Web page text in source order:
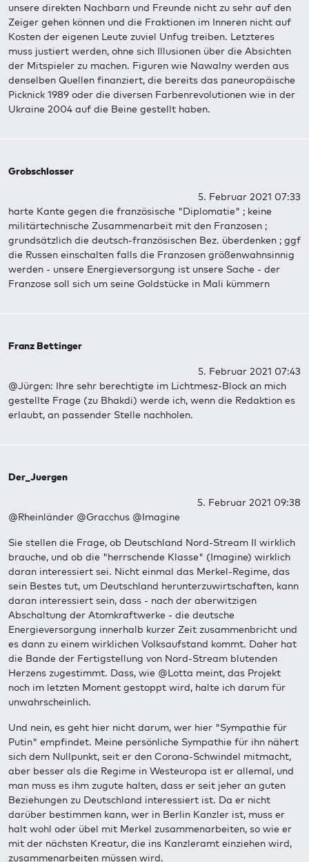
unsere direkten Nachbarn und Freunde nicht zu sehr auf den
Zeiger gehen können und die Fraktionen im Inneren nicht auf
Kosten der eigenen Leute zuviel Unfug treiben. Letzteres
muss justiert werden, ohne sich Illusionen über die Absichten
der Mitspieler zu machen. Figuren wie Nawalny werden aus
denselben Quellen finanziert, die bereits das paneuropäische
Picknick 1989 oder die diversen Farbenrevolutionen wie in der
Ukraine 2004 auf die Beine gestellt haben.
Grobschlosser
5. Februar 2021 07:33
harte Kante gegen die französische "Diplomatie" ; keine
militärtechnische Zusammenarbeit mit den Franzosen ;
grundsätzlich die deutsch-französischen Bez. überdenken ; ggf
die Russen einschalten falls die Franzosen größenwahnsinnig
werden - unsere Energieversorgung ist unsere Sache - der
Franzose soll sich um seine Goldstücke in Mali kümmern
Franz Bettinger
5. Februar 2021 07:43
@Jürgen: Ihre sehr berechtigte im Lichtmesz-Block an mich
gestellte Frage (zu Bhakdi) werde ich, wenn die Redaktion es
erlaubt, an passender Stelle nachholen.
Der_Juergen
5. Februar 2021 09:38
@Rheinländer @Gracchus @Imagine
Sie stellen die Frage, ob Deutschland Nord-Stream II wirklich
brauche, und ob die "herrschende Klasse" (Imagine) wirklich
daran interessiert sei. Nicht einmal das Merkel-Regime, das
sein Bestes tut, um Deutschland herunterzuwirtschaften, kann
daran interessiert sein, dass - nach der aberwitzigen
Abschaltung der Atomkraftwerke - die deutsche
Energieversorgung innerhalb kurzer Zeit zusammenbricht und
es dann zu einem wirklichen Volksaufstand kommt. Daher hat
die Bande der Fertigstellung von Nord-Stream blutenden
Herzens zugestimmt. Dass, wie @Lotta meint, das Projekt
noch im letzten Moment gestoppt wird, halte ich darum für
unwahrscheinlich.
Und nein, es geht hier nicht darum, wer hier "Sympathie für
Putin" empfindet. Meine persönliche Sympathie für ihn nähert
sich dem Nullpunkt, seit er den Corona-Schwindel mitmacht,
aber besser als die Regime in Westeuropa ist er allemal, und
man muss es ihm zugute halten, dass er seit jeher an guten
Beziehungen zu Deutschland interessiert ist. Da er nicht
darüber bestimmen kann, wer in Berlin Kanzler ist, muss er
halt wohl oder übel mit Merkel zusammenarbeiten, so wie er
mit der nächsten Kreatur, die ins Kanzleramt einziehen wird,
zusammenarbeiten müssen wird.